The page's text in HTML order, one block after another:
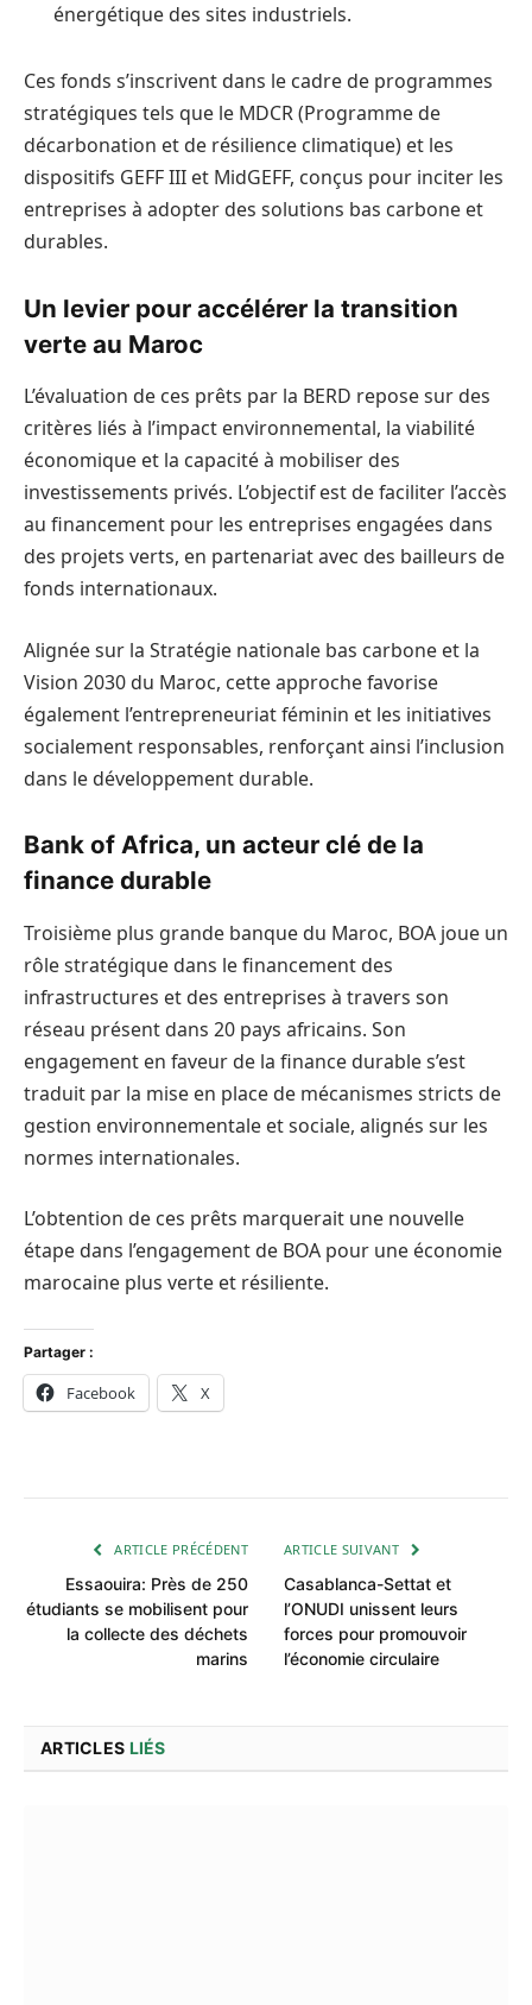
énergétique des sites industriels.
Ces fonds s’inscrivent dans le cadre de programmes
stratégiques tels que le MDCR (Programme de
décarbonation et de résilience climatique) et les
dispositifs GEFF III et MidGEFF, conçus pour inciter les
entreprises à adopter des solutions bas carbone et
durables.
Un levier pour accélérer la transition
verte au Maroc
L’évaluation de ces prêts par la BERD repose sur des
critères liés à l’impact environnemental, la viabilité
économique et la capacité à mobiliser des
investissements privés. L’objectif est de faciliter l’accès
au financement pour les entreprises engagées dans
des projets verts, en partenariat avec des bailleurs de
fonds internationaux.
Alignée sur la Stratégie nationale bas carbone et la
Vision 2030 du Maroc, cette approche favorise
également l’entrepreneuriat féminin et les initiatives
socialement responsables, renforçant ainsi l’inclusion
dans le développement durable.
Bank of Africa, un acteur clé de la
finance durable
Troisième plus grande banque du Maroc, BOA joue un
rôle stratégique dans le financement des
infrastructures et des entreprises à travers son
réseau présent dans 20 pays africains. Son
engagement en faveur de la finance durable s’est
traduit par la mise en place de mécanismes stricts de
gestion environnementale et sociale, alignés sur les
normes internationales.
L’obtention de ces prêts marquerait une nouvelle
étape dans l’engagement de BOA pour une économie
marocaine plus verte et résiliente.
Partager :
Facebook X
ARTICLE PRÉCÉDENT
Essaouira: Près de 250
étudiants se mobilisent pour
la collecte des déchets
marins
ARTICLE SUIVANT
Casablanca-Settat et
l’ONUDI unissent leurs
forces pour promouvoir
l’économie circulaire
ARTICLES LIÉS